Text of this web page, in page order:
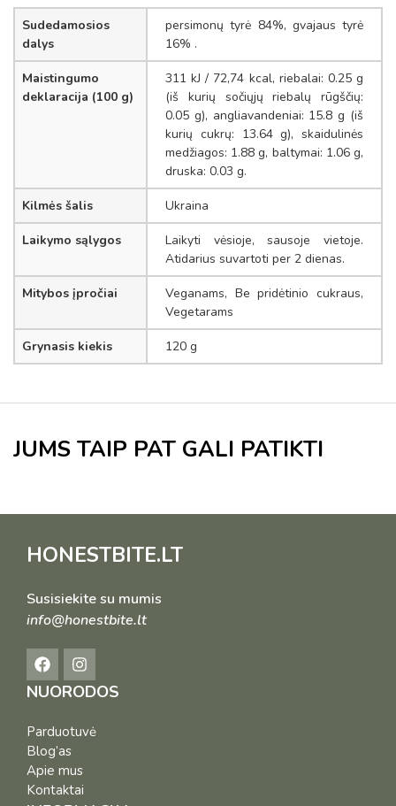
Sudedamosios
dalys
persimonų tyrė 84%, gvajaus tyrė
16% .
Maistingumo
deklaracija (100 g)
311 kJ / 72,74 kcal, riebalai: 0.25 g
(iš kurių sočiųjų riebalų rūgščių:
0.05 g), angliavandeniai: 15.8 g (iš
kurių cukrų: 13.64 g), skaidulinės
medžiagos: 1.88 g, baltymai: 1.06 g,
druska: 0.03 g.
Kilmės šalis Ukraina
Laikymo sąlygos
Laikyti vėsioje, sausoje vietoje.
Atidarius suvartoti per 2 dienas.
Mitybos įpročiai
Veganams, Be pridėtinio cukraus,
Vegetarams
Grynasis kiekis 120 g
JUMS TAIP PAT GALI PATIKTI
HONESTBITE.LT
Susisiekite su mumis
info@honestbite.lt
NUORODOS
Parduotuvė
Blog’as
Apie mus
Kontaktai